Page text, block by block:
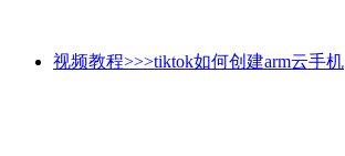
视频教程>>>tiktok如何创建arm云手机